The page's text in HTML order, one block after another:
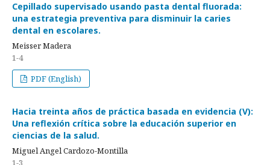
Cepillado supervisado usando pasta dental fluorada:
una estrategia preventiva para disminuir la caries
dental en escolares.
Meisser Madera
1-4
PDF (English)
Hacia treinta años de práctica basada en evidencia (V):
Una reflexión crítica sobre la educación superior en
ciencias de la salud.
Miguel Angel Cardozo-Montilla
1-3